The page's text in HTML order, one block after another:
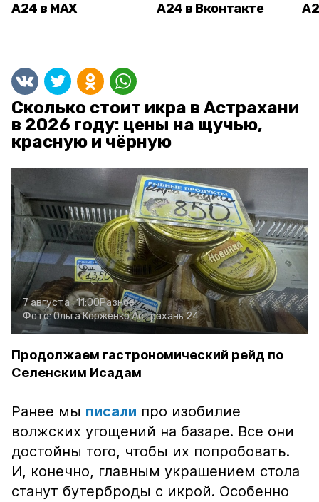
А24 в MAX А24 в Вконтакте
Сколько стоит икра в Астрахани
в 2026 году: цены на щучью,
красную и чёрную
7 августа , 11:00Разное
Фото:Ольга КорженкоАстрахань 24
Продолжаем гастрономический рейд по
Селенским Исадам
Ранее мы писали про изобилие
волжских угощений на базаре. Все они
достойны того, чтобы их попробовать.
И, конечно, главным украшением стола
станут бутерброды с икрой. Особенно